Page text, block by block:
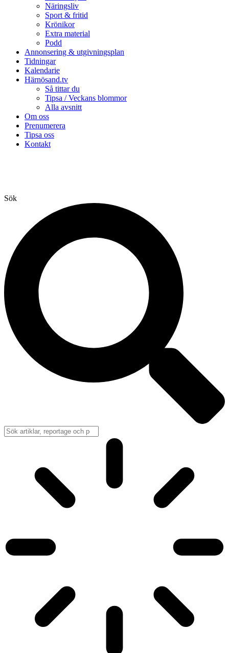
Näringsliv
Sport & fritid
Krönikor
Extra material
Podd
Annonsering & utgivningsplan
Tidningar
Kalendarie
Härnösand.tv
Så tittar du
Tipsa / Veckans blommor
Alla avsnitt
Om oss
Prenumerera
Tipsa oss
Kontakt
Sök